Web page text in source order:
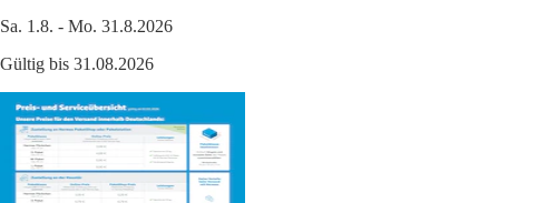
Sa. 1.8. - Mo. 31.8.2026
Gültig bis 31.08.2026